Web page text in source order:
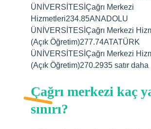
ÜNİVERSİTESİÇağrı Merkezi
Hizmetleri234.85ANADOLU
ÜNİVERSİTESİÇağrı Merkezi
(Açık Öğretim)277.74ATATÜRK
ÜNİVERSİTESİÇağrı Merkezi
(Açık Öğretim)270.2935 satır daha
Çağrı merkezi kaç
sınırı?